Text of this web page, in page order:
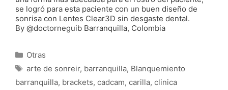
se logró para esta paciente con un buen diseño de
sonrisa con Lentes Clear3D sin desgaste dental.
By @doctorneguib Barranquilla, Colombia
Categorías
Otras
Etiquetas
arte de sonreir, barranquilla, Blanquemiento
barranquilla, brackets, cadcam, carilla, clinica